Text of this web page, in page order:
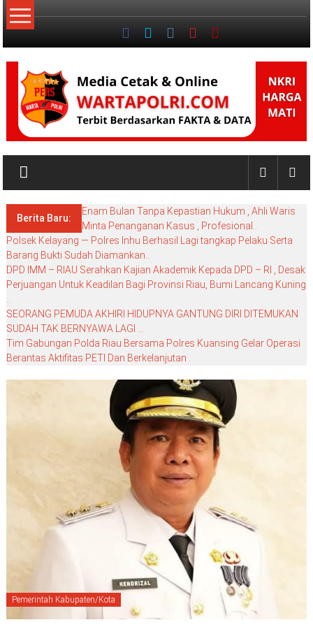
Lompat
ke
NKRI
BlogBerita Baru:
Enam Bulan Tanpa Kepastian Hukum , Ahli Waris
Minta Penanganan Kasus , Profesional..
Polsek Kelayang — Polres Inhu Berhasil Lagi tangkap Pelaku Serta
Barang Bukti Sudah Diamankan..
DPD IMM – RIAU Serahkan Kajian Akademik Kepada DPD – RI , Desak
Perjuangan Untuk Keadilan Bagi Provinsi Riau, Bumi Lancang Kuning
SEORANG PEMUDA AKHIRI HIDUPNYA GANTUNG DIRI DITEMUKAN
SUDAH TAK BERNYAWA LAGI …
Tim Gabungan Polda Riau Bersama Polres Kuansing Gelar Operasi
Berantas Aktifitas PETI Dan Berkelanjutan .
Pemerintah Kabupaten/Kota